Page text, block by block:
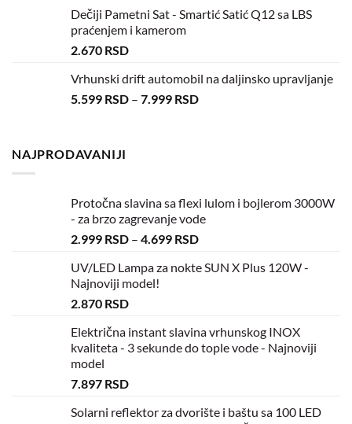
Dečiji Pametni Sat - Smartić Satić Q12 sa LBS
praćenjem i kamerom
2.670 RSD
Vrhunski drift automobil na daljinsko upravljanje
5.599 RSD – 7.999 RSD
NAJPRODAVANIJI
Protočna slavina sa flexi lulom i bojlerom 3000W
- za brzo zagrevanje vode
2.999 RSD – 4.699 RSD
UV/LED Lampa za nokte SUN X Plus 120W -
Najnoviji model!
2.870 RSD
Električna instant slavina vrhunskog INOX
kvaliteta - 3 sekunde do tople vode - Najnoviji
model
7.897 RSD
Solarni reflektor za dvorište i baštu sa 100 LED